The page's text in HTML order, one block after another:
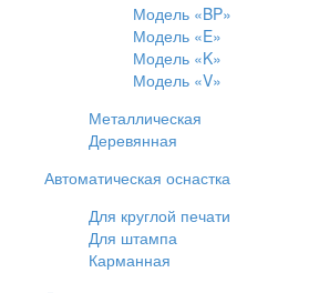
Модель «BP»
Модель «E»
Модель «K»
Модель «V»
Металлическая
Деревянная
Автоматическая оснастка
Для круглой печати
Для штампа
Карманная